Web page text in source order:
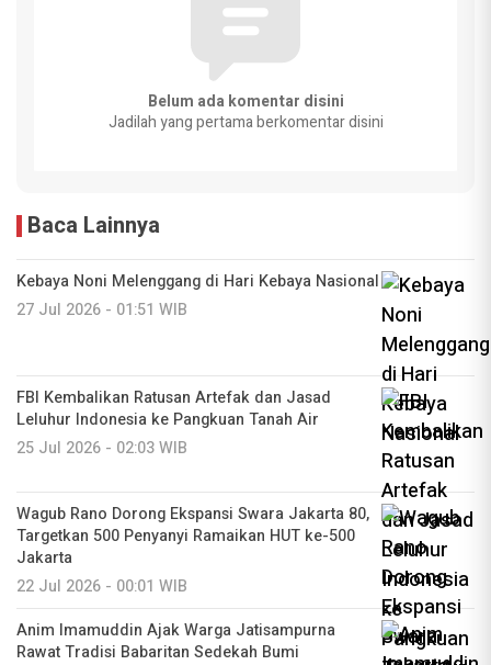
Belum ada komentar disini
Jadilah yang pertama berkomentar disini
Baca Lainnya
Kebaya Noni Melenggang di Hari Kebaya Nasional
27 Jul 2026 - 01:51 WIB
FBI Kembalikan Ratusan Artefak dan Jasad
Leluhur Indonesia ke Pangkuan Tanah Air
25 Jul 2026 - 02:03 WIB
Wagub Rano Dorong Ekspansi Swara Jakarta 80,
Targetkan 500 Penyanyi Ramaikan HUT ke-500
Jakarta
22 Jul 2026 - 00:01 WIB
Anim Imamuddin Ajak Warga Jatisampurna
Rawat Tradisi Babaritan Sedekah Bumi